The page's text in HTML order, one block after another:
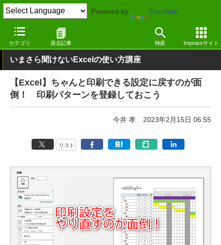
Powered by Translate
カテゴリ 過去記事 検索 Impressサイト
窓の杜 オフィス・ドキュメント Windows
いまさら聞けないExcelの使い方講座
【Excel】ちゃんと印刷できる設定に戻すのが面
倒！ 印刷パターンを登録しておこう
今井 孝 2023年2月15日 06:55
リスト